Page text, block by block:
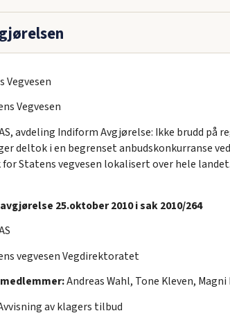
Vegvesen
Vegvesen
avdeling Indiform Avgjørelse: Ikke brudd
deltok i en begrenset anbudskonkurranse
Statens vegvesen lokalisert over hele
25.oktober 2010 i sak 2010/264
vegvesen Vegdirektoratet
Andreas Wahl, Tone Kleven,
av klagers tilbud